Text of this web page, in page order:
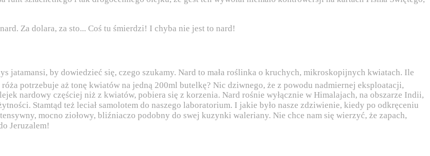
jatamansi, by dowiedzieć się, czego szukamy. Nard to mała roślinka o kruchych, mikroskopijnych kwiatach. Ile
potrzebuje aż tonę kwiatów na jedną 200ml butelkę? Nic dziwnego, że z powodu nadmiernej eksploatacji,
nardowy częściej niż z kwiatów, pobiera się z korzenia. Nard rośnie wyłącznie w Himalajach, na obszarze Indii,
Stamtąd też leciał samolotem do naszego laboratorium. I jakie było nasze zdziwienie, kiedy po odkręceniu
mocno ziołowy, bliźniaczo podobny do swej kuzynki waleriany. Nie chce nam się wierzyć, że zapach,
Jeruzalem!